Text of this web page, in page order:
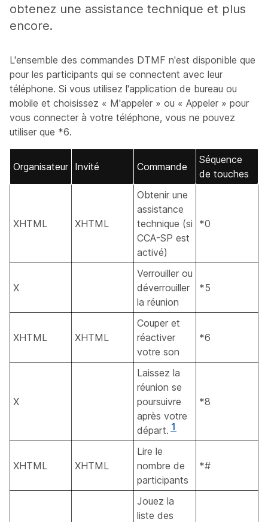
obtenez une assistance technique et plus
encore.
L'ensemble des commandes DTMF n'est disponible que
pour les participants qui se connectent avec leur
téléphone. Si vous utilisez l'application de bureau ou
mobile et choisissez « M'appeler » ou « Appeler » pour
vous connecter à votre téléphone, vous ne pouvez
utiliser que *6.
Organisateur Invité Commande
Séquence
de touches
XHTML XHTML
Obtenir une
assistance
technique (si
CCA-SP est
activé)
*0
X
Verrouiller ou
déverrouiller
la réunion
*5
XHTML XHTML
Couper et
réactiver
votre son
*6
X
Laissez la
réunion se
poursuivre
après votre
départ. 1
*8
XHTML XHTML
Lire le
nombre de
participants
*#
Jouez la
liste des